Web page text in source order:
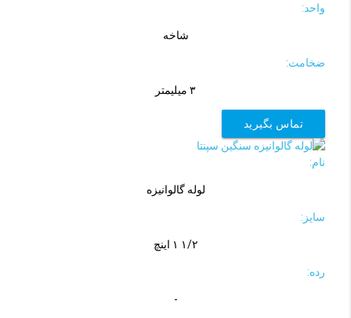
واحد:
شاخه
ضخامت:
۳ میلیمتر
تماس بگیرید
نام:
لوله گالوانیزه
سایز:
۱/۲ ۱ اینچ
رده:
-